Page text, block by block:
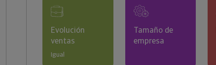
Evolución
ventas
Igual
Tamaño de
empresa